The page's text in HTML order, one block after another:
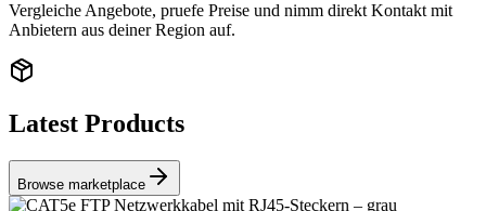
Vergleiche Angebote, pruefe Preise und nimm direkt Kontakt mit
Anbietern aus deiner Region auf.
Latest Products
Browse marketplace